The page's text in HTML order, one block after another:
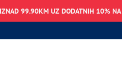
IZNAD 99.90KM UZ DODATNIH 10% NA